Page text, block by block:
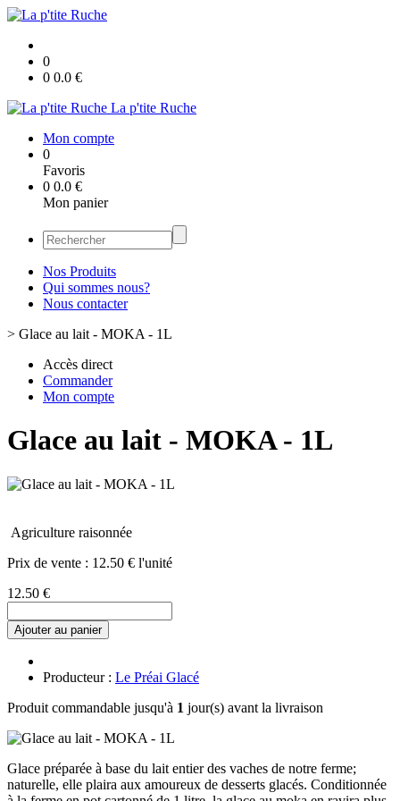
0
0 0.0 €
La p'tite Ruche
Mon compte
0
Favoris
0 0.0 €
Mon panier
Nos Produits
Qui sommes nous?
Nous contacter
> Glace au lait - MOKA - 1L
Accès direct
Commander
Mon compte
Glace au lait - MOKA - 1L
Agriculture raisonnée
Prix de vente : 12.50 € l'unité
12.50 €
Ajouter au panier
Producteur : Le Préai Glacé
Produit commandable jusqu'à 1 jour(s) avant la livraison
Glace préparée à base du lait entier des vaches de notre ferme;
naturelle, elle plaira aux amoureux de desserts glacés. Conditionnée